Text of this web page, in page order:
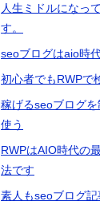
人生ミドルになっ
す。
seoブログはaio時
初心者でもRWPで
稼げるseoブログ
使う
RWPはAIO時代の
法です
素人もseoブログ